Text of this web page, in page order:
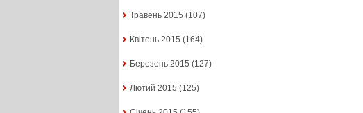
Травень 2015 (107)
Квітень 2015 (164)
Березень 2015 (127)
Лютий 2015 (125)